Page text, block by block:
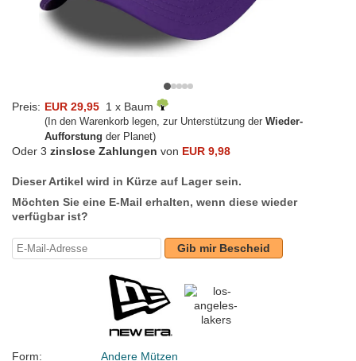
Preis: EUR 29,95 1 x Baum
(In den Warenkorb legen, zur Unterstützung der Wieder-
Aufforstung der Planet)
Oder 3 zinslose Zahlungen von EUR 9,98
Dieser Artikel wird in Kürze auf Lager sein.
Möchten Sie eine E-Mail erhalten, wenn diese wieder
verfügbar ist?
Gib mir Bescheid
Form:
Andere Mützen